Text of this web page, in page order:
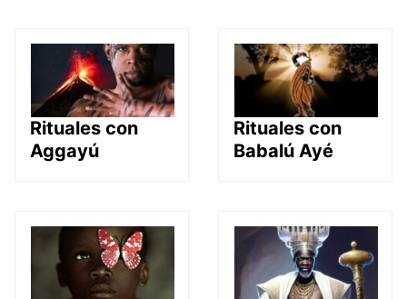
Rituales con
Aggayú
Rituales con
Babalú Ayé